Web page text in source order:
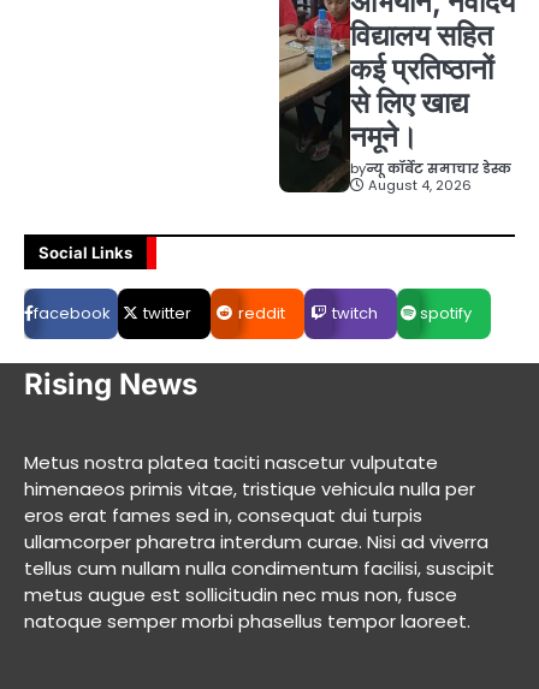
विद्यालय सहित
कई प्रतिष्ठानों
से लिए खाद्य
नमूने।
byन्यू कॉर्बेट समाचार डेस्क
August 4, 2026
Social Links
facebook twitter reddit twitch spotify
Rising News
Metus nostra platea taciti nascetur vulputate
himenaeos primis vitae, tristique vehicula nulla per
eros erat fames sed in, consequat dui turpis
ullamcorper pharetra interdum curae. Nisi ad viverra
tellus cum nullam nulla condimentum facilisi, suscipit
metus augue est sollicitudin nec mus non, fusce
natoque semper morbi phasellus tempor laoreet.